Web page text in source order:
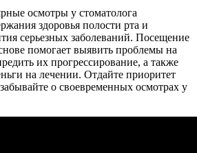
осмотры у стоматолога
здоровья полости рта и
серьезных заболеваний. Посещение
помогает выявить проблемы на
их прогрессирование, а также
на лечении. Отдайте приоритет
о своевременных осмотрах у